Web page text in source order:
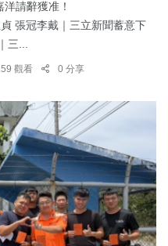
請辭獲准！
張冠李戴｜三立新聞蓄意下
三...
觀看 0 分享